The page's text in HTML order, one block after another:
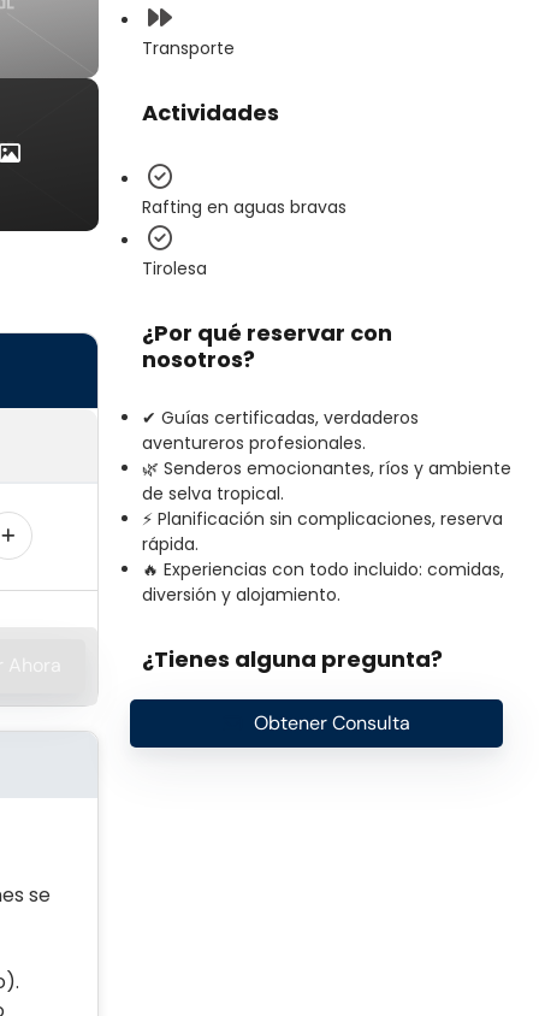
se
Transporte
Actividades
Rafting en aguas bravas
Tirolesa
¿Por qué reservar con
nosotros?
✔ Guías certificadas, verdaderos
aventureros profesionales.
🌿 Senderos emocionantes, ríos y ambiente
de selva tropical.
⚡ Planificación sin complicaciones, reserva
rápida.
🔥 Experiencias con todo incluido: comidas,
diversión y alojamiento.
¿Tienes alguna pregunta?
Obtener Consulta